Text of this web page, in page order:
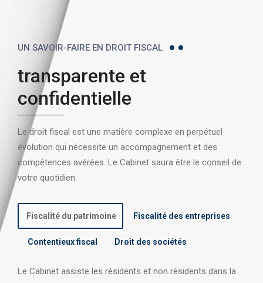
UN SAVOIR-FAIRE EN DROIT FISCAL
transparente et
confidentielle
Le droit fiscal est une matière complexe en perpétuel
évolution qui nécessite un accompagnement et des
compétences avérées. Le Cabinet saura être le conseil de
votre quotidien.
Fiscalité du patrimoine Fiscalité des entreprises
Contentieux fiscal Droit des sociétés
Le Cabinet assiste les résidents et non résidents dans la